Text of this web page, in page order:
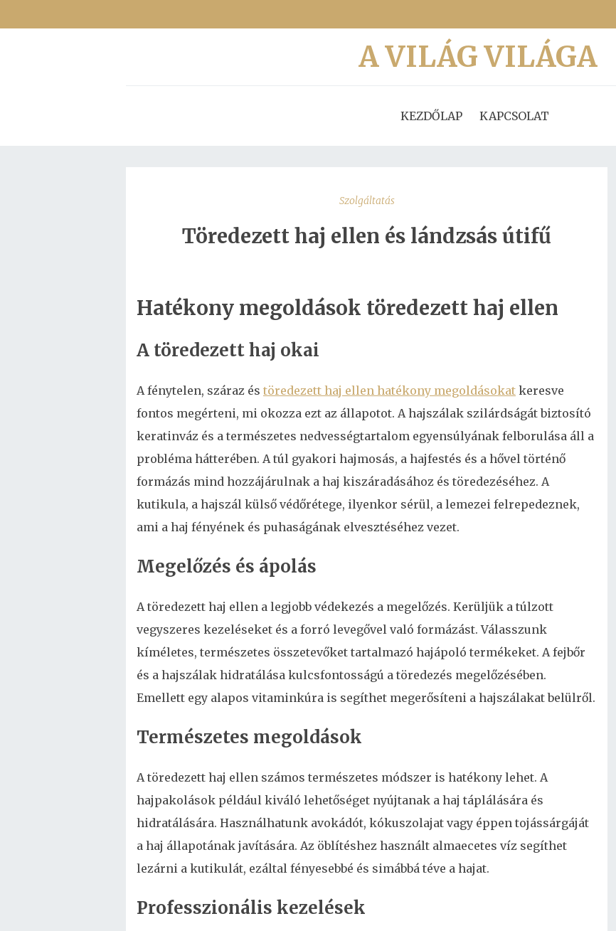
A VILÁG VILÁGA
KEZDŐLAP KAPCSOLAT
Szolgáltatás
Töredezett haj ellen és lándzsás útifű
Hatékony megoldások töredezett haj ellen
A töredezett haj okai
A fénytelen, száraz és töredezett haj ellen hatékony megoldásokat keresve
fontos megérteni, mi okozza ezt az állapotot. A hajszálak szilárdságát biztosító
keratinváz és a természetes nedvességtartalom egyensúlyának felborulása áll a
probléma hátterében. A túl gyakori hajmosás, a hajfestés és a hővel történő
formázás mind hozzájárulnak a haj kiszáradásához és töredezéséhez. A
kutikula, a hajszál külső védőrétege, ilyenkor sérül, a lemezei felrepedeznek,
ami a haj fényének és puhaságának elvesztéséhez vezet.
Megelőzés és ápolás
A töredezett haj ellen a legjobb védekezés a megelőzés. Kerüljük a túlzott
vegyszeres kezeléseket és a forró levegővel való formázást. Válasszunk
kíméletes, természetes összetevőket tartalmazó hajápoló termékeket. A fejbőr
és a hajszálak hidratálása kulcsfontosságú a töredezés megelőzésében.
Emellett egy alapos vitaminkúra is segíthet megerősíteni a hajszálakat belülről.
Természetes megoldások
A töredezett haj ellen számos természetes módszer is hatékony lehet. A
hajpakolások például kiváló lehetőséget nyújtanak a haj táplálására és
hidratálására. Használhatunk avokádót, kókuszolajat vagy éppen tojássárgáját
a haj állapotának javítására. Az öblítéshez használt almaecetes víz segíthet
lezárni a kutikulát, ezáltal fényesebbé és simábbá téve a hajat.
Professzionális kezelések